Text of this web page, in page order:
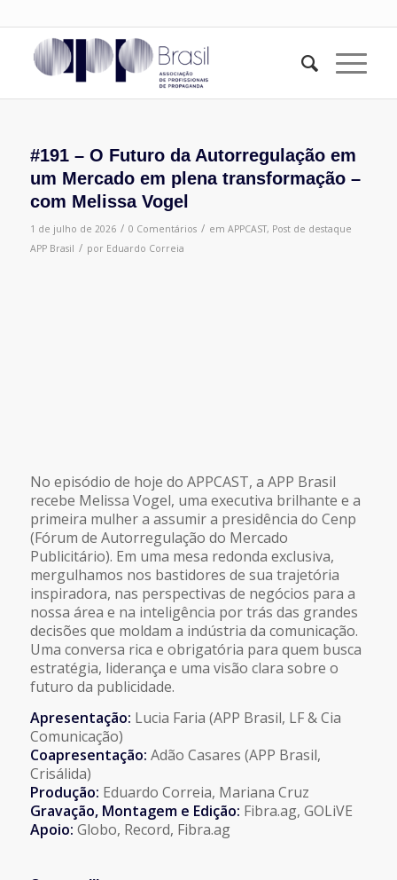
#191 – O Futuro da Autorregulação em
um Mercado em plena transformação –
com Melissa Vogel
1 de julho de 2026 / 0 Comentários / em APPCAST, Post de destaque
APP Brasil / por Eduardo Correia
No episódio de hoje do APPCAST, a APP Brasil
recebe Melissa Vogel, uma executiva brilhante e a
primeira mulher a assumir a presidência do Cenp
(Fórum de Autorregulação do Mercado
Publicitário). Em uma mesa redonda exclusiva,
mergulhamos nos bastidores de sua trajetória
inspiradora, nas perspectivas de negócios para a
nossa área e na inteligência por trás das grandes
decisões que moldam a indústria da comunicação.
Uma conversa rica e obrigatória para quem busca
estratégia, liderança e uma visão clara sobre o
futuro da publicidade.
Apresentação: Lucia Faria (APP Brasil, LF & Cia
Comunicação)
Coapresentação: Adão Casares (APP Brasil,
Crisálida)
Produção: Eduardo Correia, Mariana Cruz
Gravação, Montagem e Edição: Fibra.ag, GOLiVE
Apoio: Globo, Record, Fibra.ag